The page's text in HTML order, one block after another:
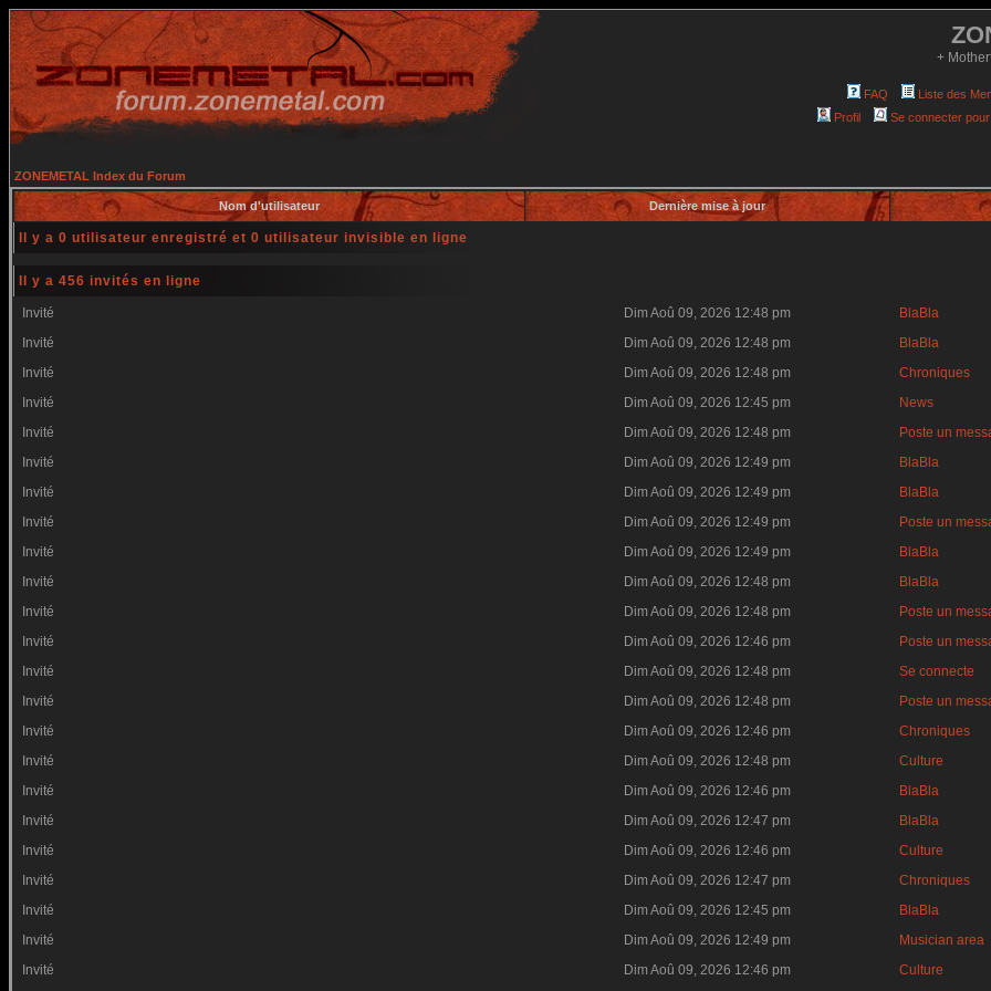
+
FAQ Liste des
Profil
Se connecter
ZONEMETAL Index du Forum
Nom d'utilisateur Dernière mise à jour
Il y a 0 utilisateur enregistré et 0 utilisateur invisible en ligne
Il y a 456 invités en ligne
Invité Dim Aoû 09, 2026 12:48 pm
BlaBla
Invité
Dim Aoû 09, 2026 12:48 pm
BlaBla
Invité
Dim Aoû 09, 2026 12:48 pm
Chroniques
Invité
Dim Aoû 09, 2026 12:45 pm
News
Invité
Dim Aoû 09, 2026 12:48 pm
Poste un
Invité
Dim Aoû 09, 2026 12:49 pm
BlaBla
Invité
Dim Aoû 09, 2026 12:49 pm
BlaBla
Invité
Dim Aoû 09, 2026 12:49 pm
Poste un
Invité
Dim Aoû 09, 2026 12:49 pm
BlaBla
Invité
Dim Aoû 09, 2026 12:48 pm
BlaBla
Invité
Dim Aoû 09, 2026 12:48 pm
Poste un
Invité
Dim Aoû 09, 2026 12:46 pm
Poste un
Invité
Dim Aoû 09, 2026 12:48 pm
Se connecte
Invité
Dim Aoû 09, 2026 12:48 pm
Poste un
Invité
Dim Aoû 09, 2026 12:46 pm
Chroniques
Invité
Dim Aoû 09, 2026 12:48 pm
Culture
Invité
Dim Aoû 09, 2026 12:46 pm
BlaBla
Invité
Dim Aoû 09, 2026 12:47 pm
BlaBla
Invité
Dim Aoû 09, 2026 12:46 pm
Culture
Invité
Dim Aoû 09, 2026 12:47 pm
Chroniques
Invité
Dim Aoû 09, 2026 12:45 pm
BlaBla
Invité
Dim Aoû 09, 2026 12:49 pm
Musician area
Invité
Dim Aoû 09, 2026 12:46 pm
Culture